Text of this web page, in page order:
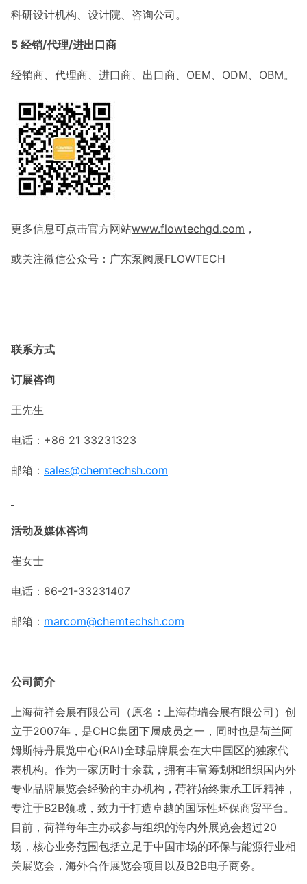
科研设计机构、设计院、咨询公司。
5 经销/代理/进出口商
经销商、代理商、进口商、出口商、OEM、ODM、OBM。
更多信息可点击官方网站www.flowtechgd.com ，
或关注微信公众号：广东泵阀展FLOWTECH
联系方式
订展咨询
王先生
电话：+86 21 33231323
邮箱： sales@chemtechsh.com
活动及媒体咨询
崔女士
电话：86-21-33231407
邮箱： marcom@chemtechsh.com
公司简介
上海荷祥会展有限公司（原名：上海荷瑞会展有限公司）创
立于2007年，是CHC集团下属成员之一，同时也是荷兰阿
姆斯特丹展览中心(RAI)全球品牌展会在大中国区的独家代
表机构。作为一家历时十余载，拥有丰富筹划和组织国内外
专业品牌展览会经验的主办机构，荷祥始终秉承工匠精神，
专注于B2B领域，致力于打造卓越的国际性环保商贸平台。
目前，荷祥每年主办或参与组织的海内外展览会超过20
场，核心业务范围包括立足于中国市场的环保与能源行业相
关展览会，海外合作展览会项目以及B2B电子商务。